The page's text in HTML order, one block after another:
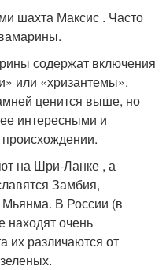
шахта Максис . Часто
содержат включения
или «хризантемы».
ценится выше, но
интересными и
на Шри-Ланке , а
Замбия,
В России (в
находят очень
их различаются от